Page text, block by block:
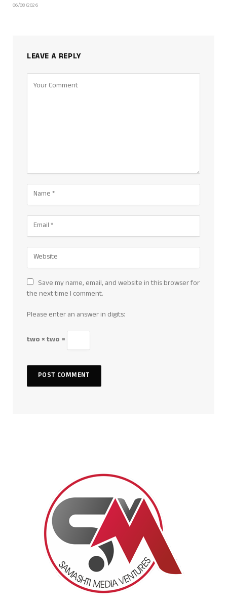
06/08/2026
LEAVE A REPLY
Save my name, email, and website in this browser for
the next time I comment.
Please enter an answer in digits:
two × two =